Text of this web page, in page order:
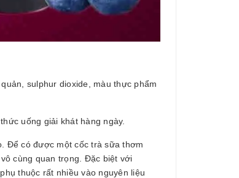
sulphur dioxide, màu thực phẩm
uống giải khát hàng ngày.
Để có được một cốc trà sữa thơm
cùng quan trọng. Đặc biệt với
thuộc rất nhiều vào nguyên liệu